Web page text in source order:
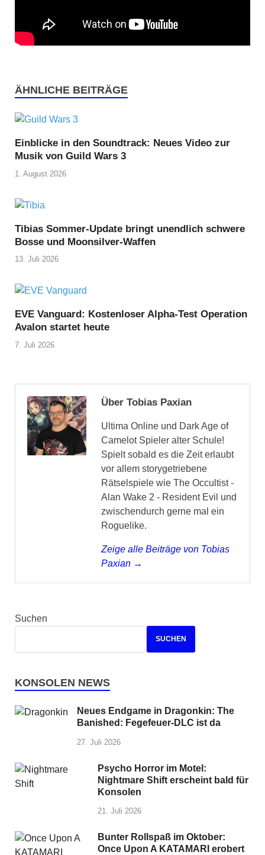
ÄHNLICHE BEITRÄGE
Einblicke in den Soundtrack: Neues Video zur
Musik von Guild Wars 3
1. August 2026
Tibias Sommer-Update bringt unendlich schwere
Bosse und Moonsilver-Waffen
13. Juli 2026
EVE Vanguard: Kostenloser Alpha-Test Operation
Avalon startet heute
7. Juli 2026
Über Tobias Paxian
Ultima Online und Dark Age of
Camelot Spieler alter Schule!
Spielt sobald es die Zeit erlaubt
vor allem storygetriebene
Rätselspiele wie The Occultist -
Alan Wake 2 - Resident Evil und
zwischendurch gerne mal ein
Roguelike.
Zeige alle Beiträge von Tobias
Paxian →
Suchen
SUCHEN
KONSOLEN NEWS
Neues Endgame in Dragonkin: The
Banished: Fegefeuer-DLC ist da
27. Juli 2026
Psycho Horror im Motel:
Nightmare Shift erscheint bald für
Konsolen
21. Juli 2026
Bunter Rollspaß im Oktober:
Once Upon A KATAMARI erobert